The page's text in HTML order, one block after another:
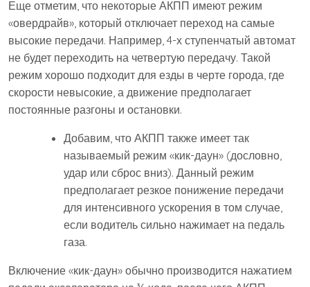
Еще отметим, что некоторые АКПП имеют режим
«овердрайв», который отключает переход на самые
высокие передачи. Например, 4-х ступенчатый автомат
не будет переходить на четвертую передачу. Такой
режим хорошо подходит для езды в черте города, где
скорости невысокие, а движение предполагает
постоянные разгоны и остановки.
Добавим, что АКПП также имеет так
называемый режим «кик-даун» (дословно,
удар или сброс вниз). Данный режим
предполагает резкое понижение передачи
для интенсивного ускорения в том случае,
если водитель сильно нажимает на педаль
газа.
Включение «кик-даун» обычно производится нажатием